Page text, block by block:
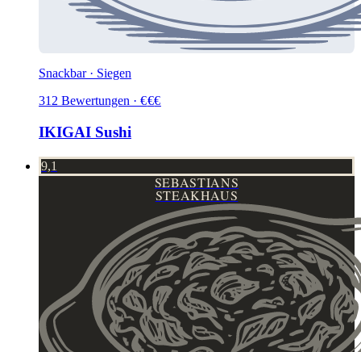
Snackbar · Siegen
312 Bewertungen · €€€
IKIGAI Sushi
9,1
SEBASTIANS
STEAKHAUS